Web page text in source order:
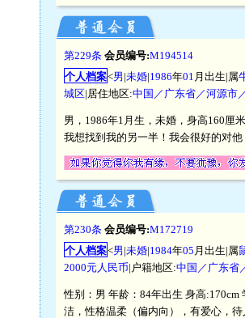
第229条 会员编号:M194514
个人档案<男|未婚|1986年01 月出生|属
城区|居住地区:中国／广东省／河源市
男，1986年1月生，未婚，身高160厘
我想找到我的另一半！我会很好的对
第230条 会员编号:M172719
个人档案<男|未婚|1984年05 月出生|属
2000元人民币|户籍地区:中国／广东省
性别：男 年龄：84年出生 身高
洁，性格温柔（偏内向），有爱心，